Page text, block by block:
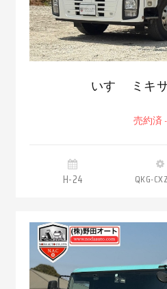
いすゞ ミキ
売約済 -
H-24 QKG-